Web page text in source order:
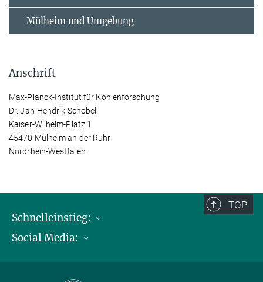
Mülheim und Umgebung
Anschrift
Max-Planck-Institut für Kohlenforschung
Dr. Jan-Hendrik Schöbel
Kaiser-Wilhelm-Platz 1
45470 Mülheim an der Ruhr
Nordrhein-Westfalen
TOP
Schnelleinstieg:
Publikationen
Kontakt und Anfahrtsbeschreibung
Social Media: